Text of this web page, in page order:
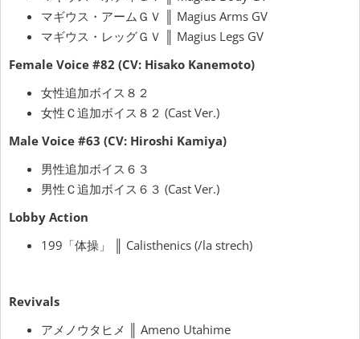
マギウス・アームＧＶ ║ Magius Arms GV
マギウス・レッグＧＶ ║ Magius Legs GV
Female Voice #82 (CV: Hisako Kanemoto)
女性追加ボイス８２
女性Ｃ追加ボイス８２ (Cast Ver.)
Male Voice #63 (CV: Hiroshi Kamiya)
男性追加ボイス６３
男性Ｃ追加ボイス６３ (Cast Ver.)
Lobby Action
199「体操」 ║ Calisthenics (/la strech)
Revivals
アメノウタヒメ ║ Ameno Utahime